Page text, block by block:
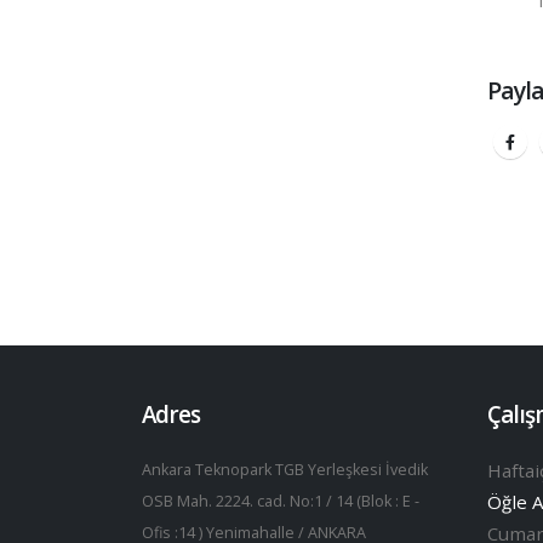
Adres
Ankara Teknopark TGB Yerleşkesi İvedik
OSB Mah. 2224. cad. No:1 / 14 (Blok : E -
Ofis :14 ) Yenimahalle / ANKARA
Öğle